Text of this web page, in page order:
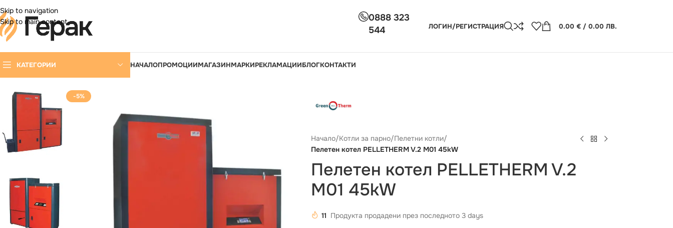
Skip to navigation
Skip to main content
0888 323
544
ЛОГИН/РЕГИСТРАЦИЯ 0.00 € / 0.00 ЛВ.
КАТЕГОРИИ НАЧАЛОПРОМОЦИИМАГАЗИНМАРКИРЕКЛАМАЦИИБЛОГКОНТАКТИ
-5%
Начало/Котли за парно/Пелетни котли/
Пелетен котел PELLETHERM V.2 M01 45kW
Пелетен котел PELLETHERM V.2
M01 45kW
11 Продукта продадени през последното 3 days